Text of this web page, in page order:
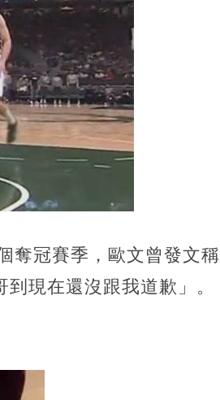
奪冠賽季，歐文曾發文稱
現在還沒跟我道歉」。